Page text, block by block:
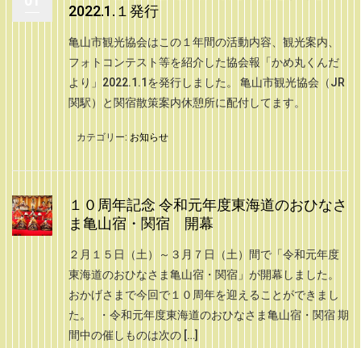
2022.1.１発行
亀山市観光協会はこの１年間の活動内容、観光案内、
フォトコンテスト等を紹介した協会報「かめ丸くんだ
より」2022.1.1を発行しました。 亀山市観光協会（JR
関駅）と関宿散策案内休憩所に配付してます。
カテゴリー: お知らせ
１０周年記念 令和元年度東海道のおひなさ
ま亀山宿・関宿 開幕
２月１５日（土）～３月７日（土）間で「令和元年度
東海道のおひなさま亀山宿・関宿」が開幕しました。
おかげさまで今回で１０周年を迎えることができまし
た。 ・令和元年度東海道のおひなさま亀山宿・関宿 期
間中の催しものは次の […]